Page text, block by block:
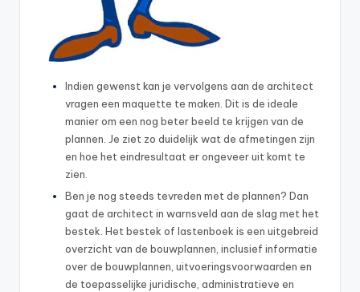
Indien gewenst kan je vervolgens aan de architect
vragen een maquette te maken. Dit is de ideale
manier om een nog beter beeld te krijgen van de
plannen. Je ziet zo duidelijk wat de afmetingen zijn
en hoe het eindresultaat er ongeveer uit komt te
zien.
Ben je nog steeds tevreden met de plannen? Dan
gaat de architect in warnsveld aan de slag met het
bestek. Het bestek of lastenboek is een uitgebreid
overzicht van de bouwplannen, inclusief informatie
over de bouwplannen, uitvoeringsvoorwaarden en
de toepasselijke juridische, administratieve en